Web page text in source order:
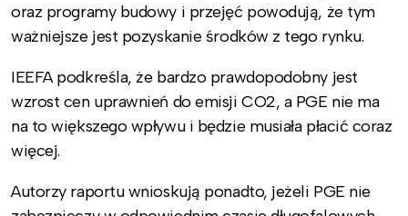
oraz programy budowy i przejęć powodują, że tym
ważniejsze jest pozyskanie środków z tego rynku.
IEEFA podkreśla, że bardzo prawdopodobny jest
wzrost cen uprawnień do emisji CO2, a PGE nie ma
na to większego wpływu i będzie musiała płacić coraz
więcej.
Autorzy raportu wnioskują ponadto, jeżeli PGE nie